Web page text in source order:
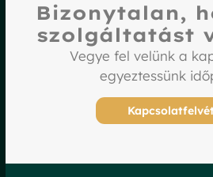
Bizonytalan,
szolgáltatást
Vegye fel velünk a
egyeztessünk